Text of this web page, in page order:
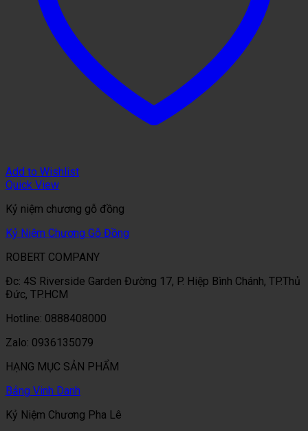
Add to Wishlist
Quick View
Kỷ niệm chương gỗ đồng
Kỷ Niệm Chương Gỗ Đồng
ROBERT COMPANY
Đc: 4S Riverside Garden Đường 17, P. Hiệp Bình Chánh, TP.Thủ
Đức, TP.HCM
Hotline: 0888408000
Zalo: 0936135079
HẠNG MỤC SẢN PHẨM
Bảng Vinh Danh
Kỷ Niệm Chương Pha Lê